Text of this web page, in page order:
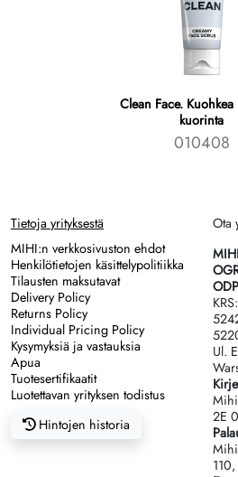
Clean Face. Kuohkea
kuorinta
010408
Tietoja yrityksestä
MIHI:n verkkosivuston ehdot
Henkilötietojen käsittelypolitiikka
Tilausten maksutavat
Delivery Policy
Returns Policy
Individual Pricing Policy
Kysymyksiä ja vastauksia
Apua
Tuotesertifikaatit
Luotettavan yrityksen todistus
Hintojen historia
Ota
Ul.
2Е